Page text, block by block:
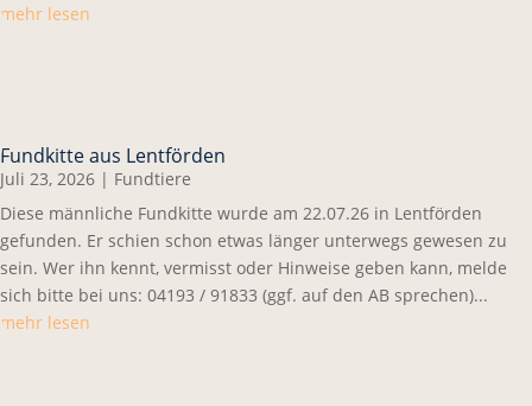
mehr lesen
Fundkitte aus Lentförden
Juli 23, 2026 | Fundtiere
Diese männliche Fundkitte wurde am 22.07.26 in Lentförden
gefunden. Er schien schon etwas länger unterwegs gewesen zu
sein. Wer ihn kennt, vermisst oder Hinweise geben kann, melde
sich bitte bei uns: 04193 / 91833 (ggf. auf den AB sprechen)...
mehr lesen